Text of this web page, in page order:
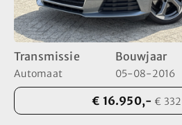
Transmissie
Automaat
Bouwjaar
05-08-2016
€ 16.950,- €